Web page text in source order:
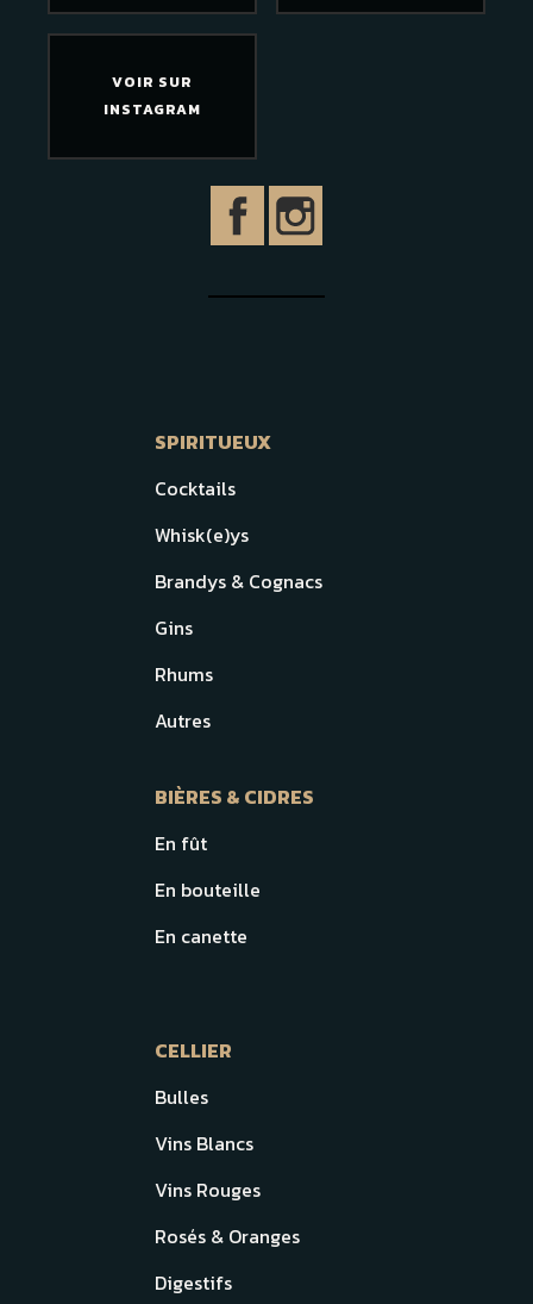
VOIR SUR
INSTAGRAM
SPIRITUEUX
Cocktails
Whisk(e)ys
Brandys & Cognacs
Gins
Rhums
Autres
BIÈRES & CIDRES
En fût
En bouteille
En canette
CELLIER
Bulles
Vins Blancs
Vins Rouges
Rosés & Oranges
Digestifs